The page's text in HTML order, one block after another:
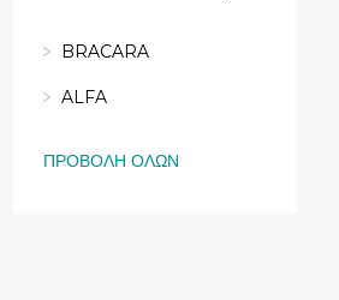
BRACARA
ALFA
ΠΡΟΒΟΛΉ ΌΛΩΝ